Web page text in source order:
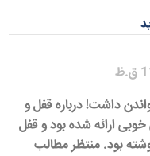
داشت! درباره قفل و
ارائه شده بود و قفل
بود. منتظر مطالب